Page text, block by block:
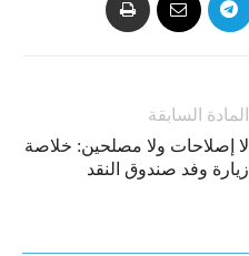
المادة السابقة
لا إصلاحات ولا مصلحين: خلاصة
زيارة وفد صندوق النقد